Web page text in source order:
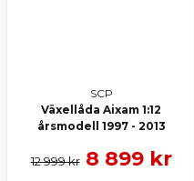
SCP
Växellåda Aixam 1:12
årsmodell 1997 - 2013
12 999 kr 8 899 kr